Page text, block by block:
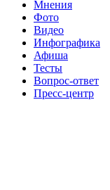
Мнения
Фото
Видео
Инфографика
Афиша
Тесты
Вопрос-ответ
Пресс-центр